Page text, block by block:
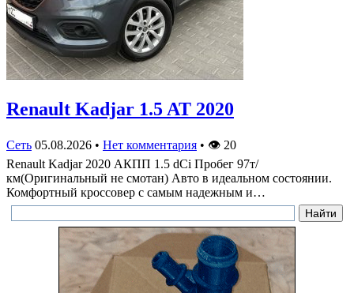
Renault Kadjar 1.5 AT 2020
Сеть 05.08.2026 • Нет комментария • 👁 20
Renault Kadjar 2020 АКПП 1.5 dCi Пробег 97т/
км(Оригинальный не смотан) Авто в идеальном состоянии.
Комфортный кроссовер с самым надежным и…